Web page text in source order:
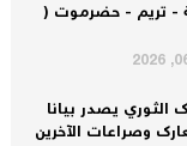
- تريم - حضرموت (
يصدر بيانا
وصراعات الآخرين